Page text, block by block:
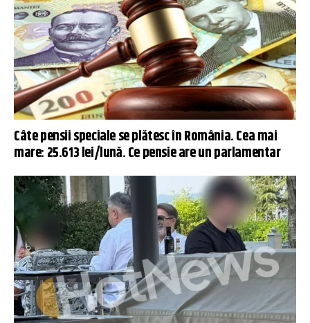
Câte pensii speciale se plătesc în România. Cea mai
mare: 25.613 lei/lună. Ce pensie are un parlamentar